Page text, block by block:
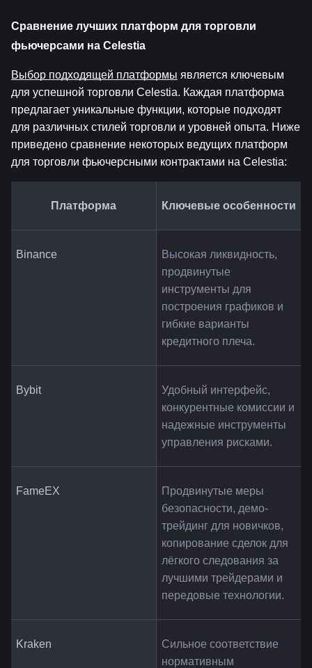
Сравнение лучших платформ для торговли
фьючерсами на Celestia
Выбор подходящей платформы является ключевым
для успешной торговли Celestia. Каждая платформа
предлагает уникальные функции, которые подходят
для различных стилей торговли и уровней опыта. Ниже
приведено сравнение некоторых ведущих платформ
для торговли фьючерсными контрактами на Celestia:
Платформа Ключевые особенности
Binance
Высокая ликвидность,
продвинутые
инструменты для
построения графиков и
гибкие варианты
кредитного плеча.
Bybit
Удобный интерфейс,
конкурентные комиссии и
надежные инструменты
управления рисками.
FameEX
Продвинутые меры
безопасности, демо-
трейдинг для новичков,
копирование сделок для
лёгкого следования за
лучшими трейдерами и
передовые технологии.
Kraken
Сильное соответствие
нормативным